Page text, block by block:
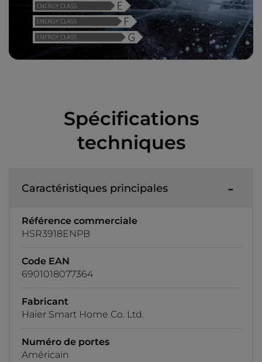
Spécifications
techniques
Caractéristiques principales
Référence commerciale
HSR3918ENPB
Code EAN
6901018077364
Fabricant
Haier Smart Home Co. Ltd.
Numéro de portes
Américain